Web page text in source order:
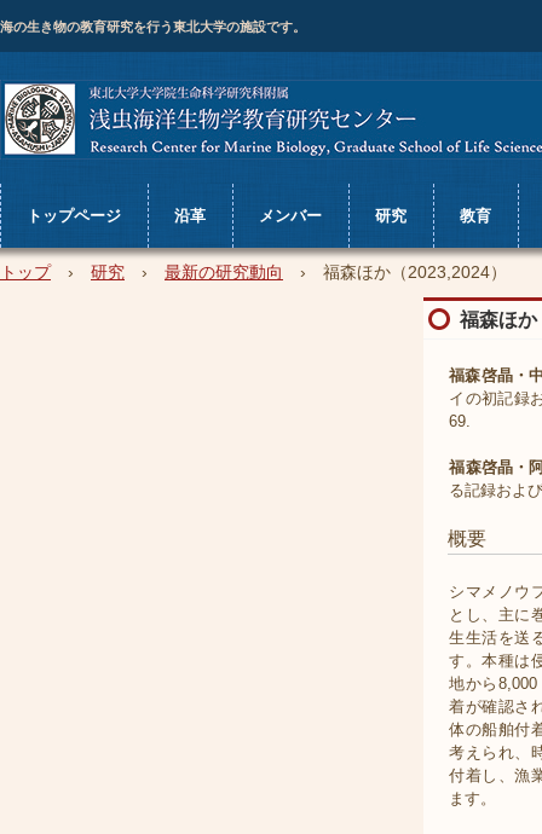
海の生き物の教育研究を行う東北大学の施設です。
トップページ 沿革 メンバー 研究 教育
トップ › 研究 › 最新の研究動向 › 福森ほか（2023,2024）
福森ほ
福森啓晶・
イの初記録
69.
福森啓晶・
る記録およ
概要
シマメノウ
とし、主に
生生活を送
す。本種は
地から
着が確認さ
体の船舶付
考えられ、
付着し、漁
ます。